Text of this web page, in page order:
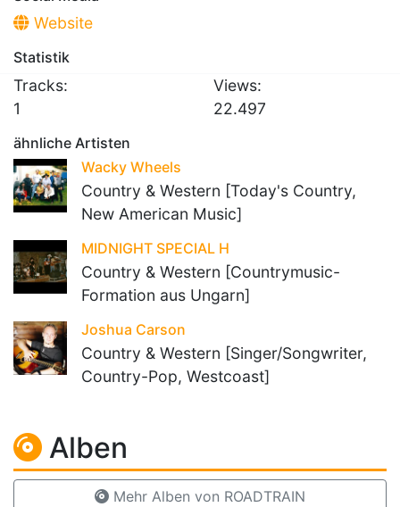
Website
Statistik
Tracks:
1
Views:
22.497
ähnliche Artisten
Wacky Wheels
Country & Western [Today's Country,
New American Music]
MIDNIGHT SPECIAL H
Country & Western [Countrymusic-
Formation aus Ungarn]
Joshua Carson
Country & Western [Singer/Songwriter,
Country-Pop, Westcoast]
Alben
Mehr Alben von ROADTRAIN